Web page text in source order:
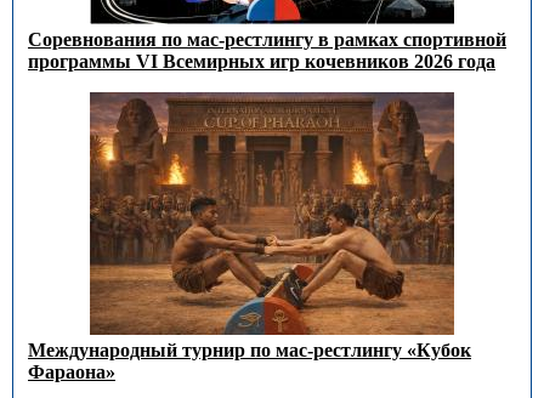
Соревнования по мас-рестлингу в рамках спортивной
программы VI Всемирных игр кочевников 2026 года
Международный турнир по мас-рестлингу «Кубок
Фараона»